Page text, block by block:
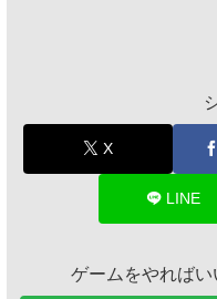
X
LINE
ゲームをやれば